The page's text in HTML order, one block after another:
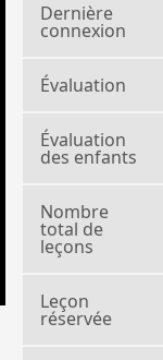
Dernière
connexion
Évaluation
Évaluation
des enfants
Nombre
total de
leçons
Leçon
réservée